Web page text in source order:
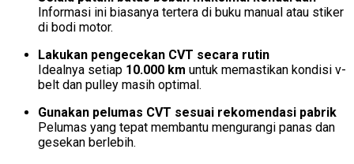
Informasi ini biasanya tertera di buku manual atau stiker
di bodi motor.
Lakukan pengecekan CVT secara rutin
Idealnya setiap 10.000 km untuk memastikan kondisi v-
belt dan pulley masih optimal.
Gunakan pelumas CVT sesuai rekomendasi pabrik
Pelumas yang tepat membantu mengurangi panas dan
gesekan berlebih.